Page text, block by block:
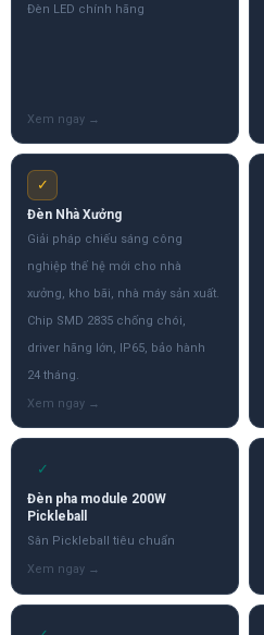
Đèn LED chính hãng
✓
Đèn Nhà Xưởng
Giải pháp chiếu sáng công
nghiệp thế hệ mới cho nhà
xưởng, kho bãi, nhà máy sản xuất.
Chip SMD 2835 chống chói,
driver hãng lớn, IP65, bảo hành
24 tháng.
✓
Đèn pha module 200W
Pickleball
Sân Pickleball tiêu chuẩn